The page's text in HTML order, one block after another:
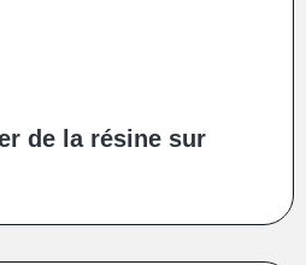
de la résine sur